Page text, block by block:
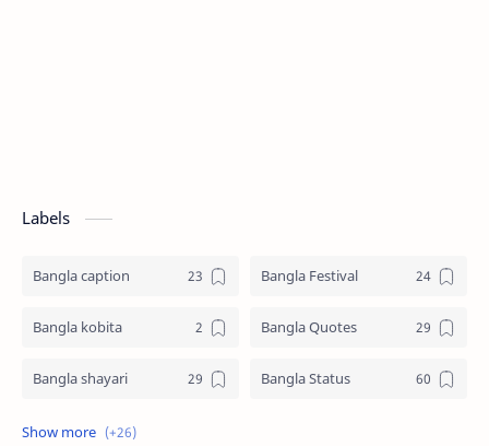
Labels
Bangla caption Bangla Festival
Bangla kobita Bangla Quotes
Bangla shayari Bangla Status
Biography